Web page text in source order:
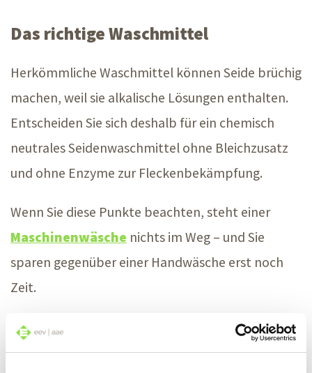
Das richtige Waschmittel
Herkömmliche Waschmittel können Seide brüchig
machen, weil sie alkalische Lösungen enthalten.
Entscheiden Sie sich deshalb für ein chemisch
neutrales Seidenwaschmittel ohne Bleichzusatz
und ohne Enzyme zur Fleckenbekämpfung.
Wenn Sie diese Punkte beachten, steht einer
Maschinenwäsche nichts im Weg – und Sie
sparen gegenüber einer Handwäsche erst noch
Zeit.